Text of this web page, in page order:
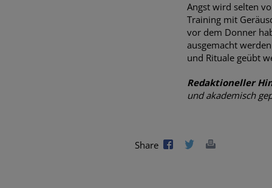
Angst wird selten
Training mit
vor dem Donner
ausgemacht
und Rituale geübt
Redaktioneller
und akademisch
Share